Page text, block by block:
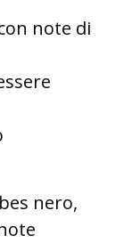
note di
nero,